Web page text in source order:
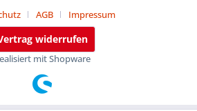
AGB Impressum
widerrufen
mit Shopware